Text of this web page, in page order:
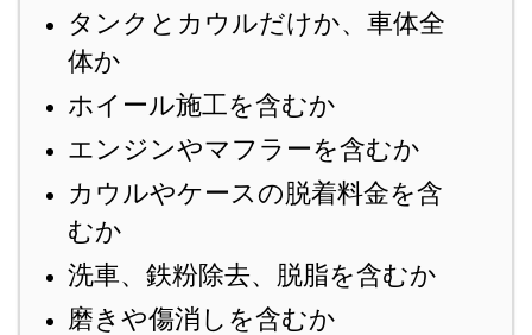
タンクとカウルだけか、車体全
体か
ホイール施工を含むか
エンジンやマフラーを含むか
カウルやケースの脱着料金を含
むか
洗車、鉄粉除去、脱脂を含むか
磨きや傷消しを含むか